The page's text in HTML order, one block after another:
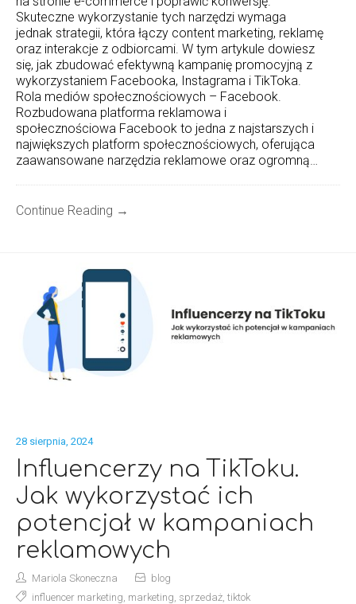
Skuteczne wykorzystanie tych narzędzi wymaga
jednak strategii, która łączy content marketing, reklamę
oraz interakcje z odbiorcami. W tym artykule dowiesz
się, jak zbudować efektywną kampanię promocyjną z
wykorzystaniem Facebooka, Instagrama i TikToka.
Rola mediów społecznościowych – Facebook.
Rozbudowana platforma reklamowa i
społecznościowa Facebook to jedna z najstarszych i
największych platform społecznościowych, oferująca
zaawansowane narzędzia reklamowe oraz ogromną…
Continue Reading →
28 sierpnia, 2024
Influencerzy na TikToku.
Jak wykorzystać ich
potencjał w kampaniach
reklamowych
Mariola Skoneczna
blog
influencer marketing marketing sprzedaż, tiktok